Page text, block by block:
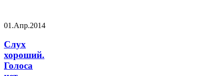
01.Апр.2014
Слух
хороший.
Голоса